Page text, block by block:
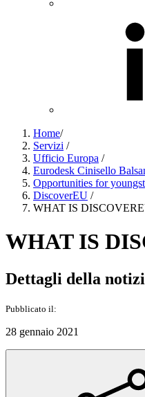
Home/
Servizi /
Ufficio Europa /
Eurodesk Cinisello
Opportunities for
DiscoverEU /
WHAT IS
WHAT IS
Dettagli della
Pubblicato il:
28 gennaio 2021